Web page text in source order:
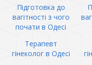
Підготовка до
вагітності з чого
почати в Одесі
Терапевт
гінеколог в Одесі